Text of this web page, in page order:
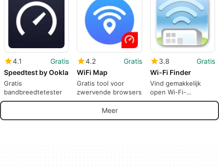
4.1
Gratis
Speedtest by Ookla
Gratis
bandbreedtetester
4.2
Gratis
WiFi Map
Gratis tool voor
zwervende browsers
3.8
Gratis
Wi-Fi Finder
Vind gemakkelijk
open Wi-Fi-
netwerken
Meer